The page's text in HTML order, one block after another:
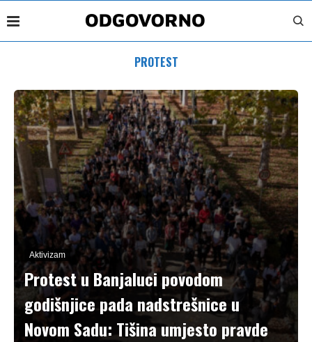
PROTEST
Aktivizam
Protest u Banjaluci povodom
godišnjice pada nadstrešnice u
Novom Sadu: Tišina umjesto pravde